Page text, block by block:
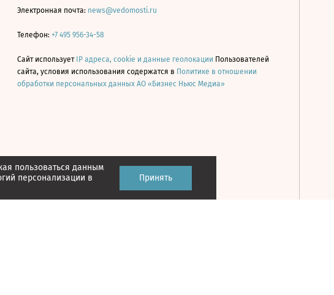
пользоваться данным
персонализации в
Принять
Электронная почта: news@vedomosti.ru
Телефон: +7 495 956-34-58
Сайт использует IP адреса, cookie и данные геолокации Пользователей
сайта, условия использования содержатся в Политике в отношении
обработки персональных данных АО «Бизнес Ньюс Медиа»